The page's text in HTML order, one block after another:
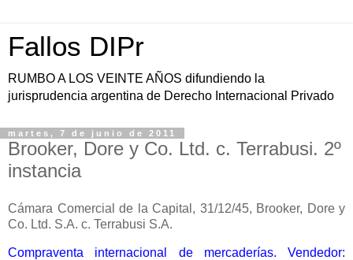
Fallos DIPr
RUMBO A LOS VEINTE AÑOS difundiendo la
jurisprudencia argentina de Derecho Internacional Privado
martes, 7 de junio de 2011
Brooker, Dore y Co. Ltd. c. Terrabusi. 2º
instancia
Cámara Comercial de la Capital, 31/12/45, Brooker, Dore y
Co. Ltd. S.A. c. Terrabusi S.A.
Compraventa internacional de mercaderías. Vendedor: